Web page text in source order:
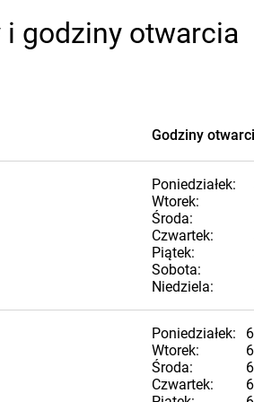
i godziny otwarcia
Godziny
Poniedziałek:
Wtorek:
Środa:
Czwartek:
Piątek:
Sobota:
Niedziela:
Poniedziałek:
Wtorek:
Środa:
Czwartek: